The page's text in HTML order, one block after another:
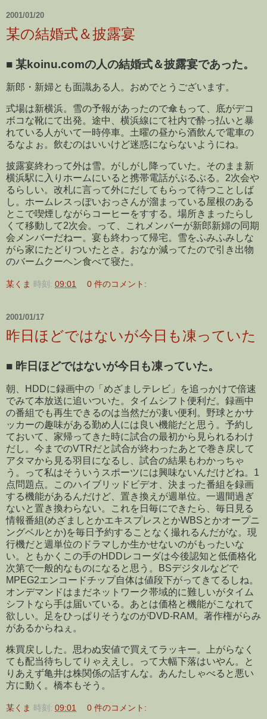
2001/01/20
某の結婚式＆披露宴
■ 某koinu.comの人の結婚式＆披露宴であった。
新郎・新婦とも面識ある人。おめでとうございます。
式場は新横浜。雪の予報があったので傘もって、底がデコ
ボコな靴にて出発。途中、横浜線にて社内で酔っ払いと暴
れている人がいて一時停車。土曜の昼から酒飲んで電車の
るなよぉ。飲むのはいいけど迷惑にならないようにね。
披露宴終わって外は雪。がしがし降っていた。そのまま新
横浜駅に入りホームにいると携帯電話がぶるぶる。2次会や
るらしい。改札に言って外にだしてもらって待つことしば
し。ホームレスっぽいおっさんが溜まっている屋根のある
とこで喫煙しながらコーヒーをすする。場所きまったらし
くて移動して2次会。って、これメンバーが新郎新婦の同期
会メンバーだねー。宴も終わって帰宅。雪をふみふみしな
がら家にたどりついたとさ。おなか減ってたので引き出物
のバームクーヘン食べて寝た。
某くま 時刻: 09:01 0 件のコメント:
2001/01/17
昨日ほどではないが今日も凍っていた
■ 昨日ほどではないが今日も凍っていた。
朝、HDDに録画中の「めざましテレビ」を追っかけで倍速
でみて本放送に追いついた。タイムシフト便利だ。録画中
の番組でも再生できるのは当然だが凄い便利。野球とかサ
ッカーの趣味がある勤め人には良い機能だと思う。予約し
ておいて、家帰ってきた時に試合の最初から見られるわけ
だし。今までのVTRだと試合が終わったあとで巻き戻して
アタマから見る羽目になるし、試合の結果もわかっちゃ
う。って私はそういうスポーツには興味ないんだけどね。1
点問題点。このハイブリッドビデオ、決まった番組を録画
する機能があるんだけど、置き換えが週単位。一週間過ぎ
ないと置き換わらない。これを日毎にできたら、毎日見る
情報番組(めざましとかエキスプレスとかWBSとかオープニ
ングベルとか)を毎日予約することなく撮れるんだがな。現
行機だと週単位のドラマしか生かせないのがもったいな
い。ともかくこの手のHDDレコーダは今後認知と低価格化
次第で一般的なものになると思う。BSデジタルなどで
MPEG2エンコードチップ自体は値段下がってきてるしね。
オンデマンドはまだネットワーク帯域的に難しいがタイム
シフトなら手は届いている。あとは価格と機能がこなれて
欲しい。足をひっぱりそうなのがDVD-RAM。著作権がらみ
があるからねぇ。
株買戻しした。思わぬ安値で買えてラッキー。上がらなく
ても配当待ちしてりゃええし。って大幅下落はいやん。と
りあえず亀井は株関係の話すんな。あんたしゃべると悪い
方に動く。橋本もそう。
某くま 時刻: 09:01 0 件のコメント: